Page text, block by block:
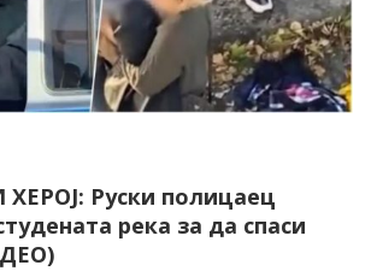
Руски полицаец
река за да спаси